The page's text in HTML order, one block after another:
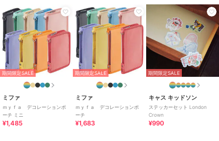
期間限定SALE
ミファ
ｍｙｆａ デコレーションポ
ーチ ミニ
¥1,485
期間限定SALE
ミファ
ｍｙｆａ デコレーションポ
ーチ
¥1,683
期間限定SALE
キャス キッドソン
ステッカーセット London
Crown
¥990